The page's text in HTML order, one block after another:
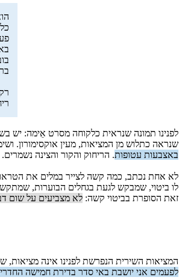
לפנינו תמונה שנראית כלקוחה מסרט אֵימה: יש
שנראה כתלוש מן המציאות, מעין אוקסימורון.
באצבעות עטופות. הריחוק והקור והצינה
לא אחת נכתב, כמה קשה לצייר במלים את
לו ביטוי, שמבקש לגעת בגחלים הבוערות,
זאת הסופרת בביטוי קשה: לא מצביעים על שום
המציאות השירית הנפרשת לפנינו אינה
לפעמים אני יושבת באי סדר בדירת חמישה